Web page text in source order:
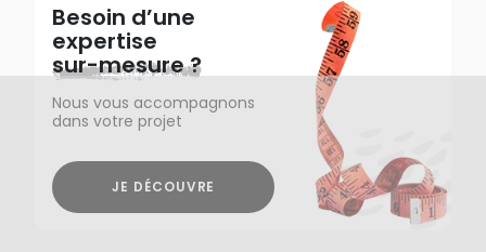
Besoin d’une
expertise
sur-mesure ?
Nous vous accompagnons
dans votre projet
JE DÉCOUVRE